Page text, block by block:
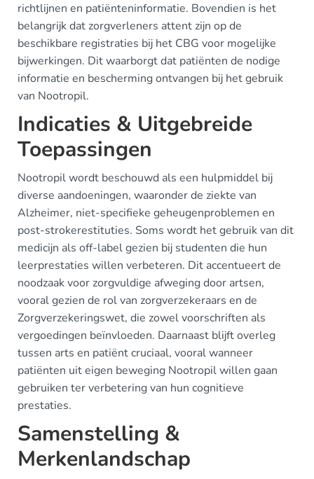
richtlijnen en patiënteninformatie. Bovendien is het
belangrijk dat zorgverleners attent zijn op de
beschikbare registraties bij het CBG voor mogelijke
bijwerkingen. Dit waarborgt dat patiënten de nodige
informatie en bescherming ontvangen bij het gebruik
van Nootropil.
Indicaties & Uitgebreide
Toepassingen
Nootropil wordt beschouwd als een hulpmiddel bij
diverse aandoeningen, waaronder de ziekte van
Alzheimer, niet-specifieke geheugenproblemen en
post-strokerestituties. Soms wordt het gebruik van dit
medicijn als off-label gezien bij studenten die hun
leerprestaties willen verbeteren. Dit accentueert de
noodzaak voor zorgvuldige afweging door artsen,
vooral gezien de rol van zorgverzekeraars en de
Zorgverzekeringswet, die zowel voorschriften als
vergoedingen beïnvloeden. Daarnaast blijft overleg
tussen arts en patiënt cruciaal, vooral wanneer
patiënten uit eigen beweging Nootropil willen gaan
gebruiken ter verbetering van hun cognitieve
prestaties.
Samenstelling &
Merkenlandschap